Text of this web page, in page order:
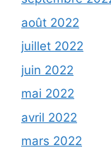
août 2022
juillet 2022
juin 2022
mai 2022
avril 2022
mars 2022